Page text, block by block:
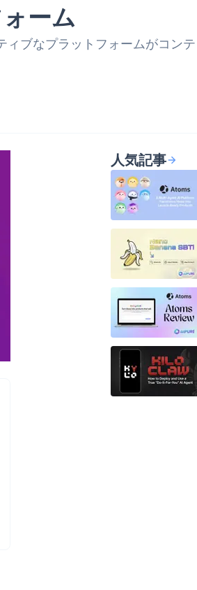
ーム
ブなプラットフォームがコン
人気記事